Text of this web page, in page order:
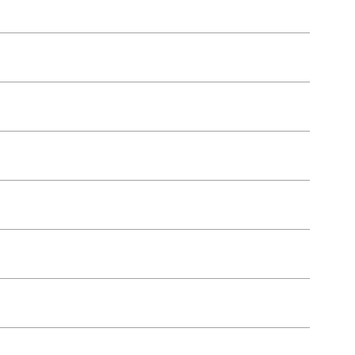
Бренд это то, как товар отражается в
товар или услугу в бренд, любимый целевой
возьмёмся за полномасштабную
канале коммуникаций
неповторимы в своей красоте и гармонии
и технические требования. Ну и дизайн
её часто выделяют в особый вид